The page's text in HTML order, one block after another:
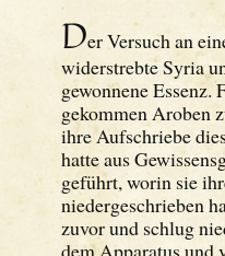
Der Versuch an
widerstrebte Syria
gewonnene
gekommen Aroben
ihre Aufschriebe
hatte aus
geführt, worin sie
niedergeschrieben
zuvor und schlug
dem Apparatus und